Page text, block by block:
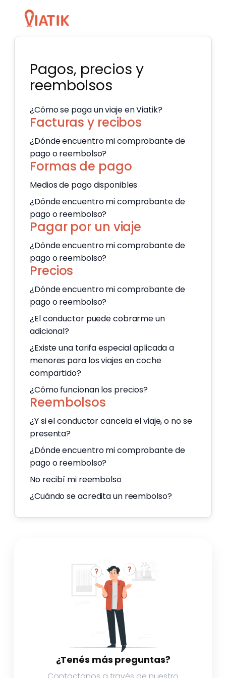
Pagos, precios y
reembolsos
¿Cómo se paga un viaje en Viatik?
Facturas y recibos
¿Dónde encuentro mi comprobante de
pago o reembolso?
Formas de pago
Medios de pago disponibles
¿Dónde encuentro mi comprobante de
pago o reembolso?
Pagar por un viaje
¿Dónde encuentro mi comprobante de
pago o reembolso?
Precios
¿Dónde encuentro mi comprobante de
pago o reembolso?
¿El conductor puede cobrarme un
adicional?
¿Existe una tarifa especial aplicada a
menores para los viajes en coche
compartido?
¿Cómo funcionan los precios?
Reembolsos
¿Y si el conductor cancela el viaje, o no se
presenta?
¿Dónde encuentro mi comprobante de
pago o reembolso?
No recibí mi reembolso
¿Cuándo se acredita un reembolso?
¿Tenés más preguntas?